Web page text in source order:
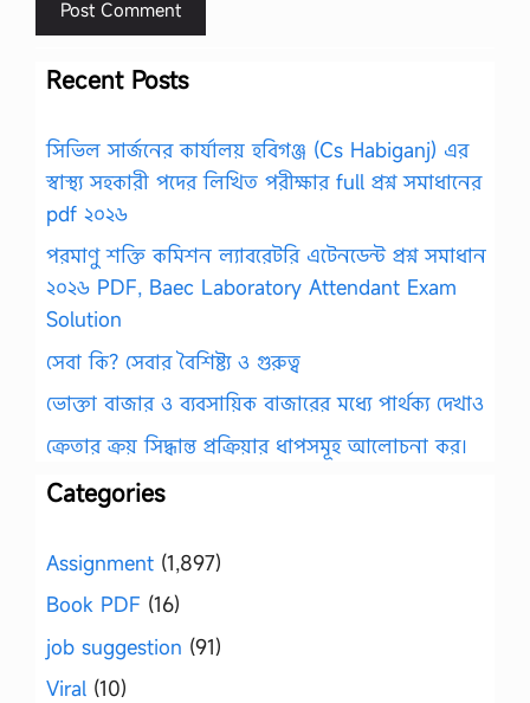
Recent Posts
সিভিল সার্জনের কার্যালয় হবিগঞ্জ (Cs Habiganj) এর
স্বাস্থ্য সহকারী পদের লিখিত পরীক্ষার full প্রশ্ন সমাধানের
pdf ২০২৬
পরমাণু শক্তি কমিশন ল্যাবরেটরি এটেনডেন্ট প্রশ্ন সমাধান
২০২৬ PDF, Baec Laboratory Attendant Exam
Solution
সেবা কি? সেবার বৈশিষ্ট্য ও গুরুত্ব
ভোক্তা বাজার ও ব্যবসায়িক বাজারের মধ্যে পার্থক্য দেখাও
ক্রেতার ক্রয় সিদ্ধান্ত প্রক্রিয়ার ধাপসমূহ আলোচনা কর।
Categories
Assignment (1,897)
Book PDF (16)
job suggestion (91)
Viral (10)